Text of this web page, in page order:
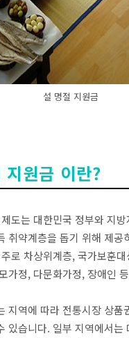
설 명절 지원금
지원금 이란?
도는 대한민국 정부와 지
취약계층을 돕기 위해 제공
로 차상위계층, 국가보훈
가정, 다문화가정, 장애인
지역에 따라 전통시장 상품
있습니다. 일부 지역에서는